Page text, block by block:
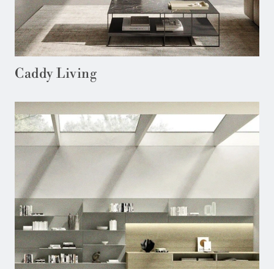
Caddy Living